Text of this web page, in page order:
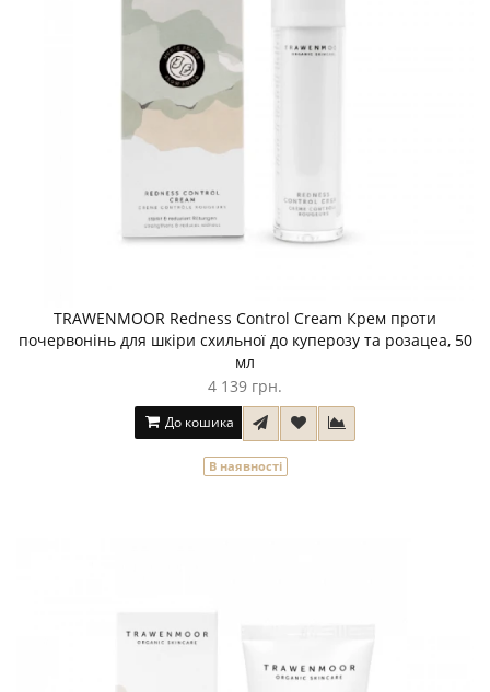
TRAWENMOOR Redness Control Cream Крем проти
почервонінь для шкіри схильної до куперозу та розацеа, 50
мл
4 139 грн.
До кошика
В наявності